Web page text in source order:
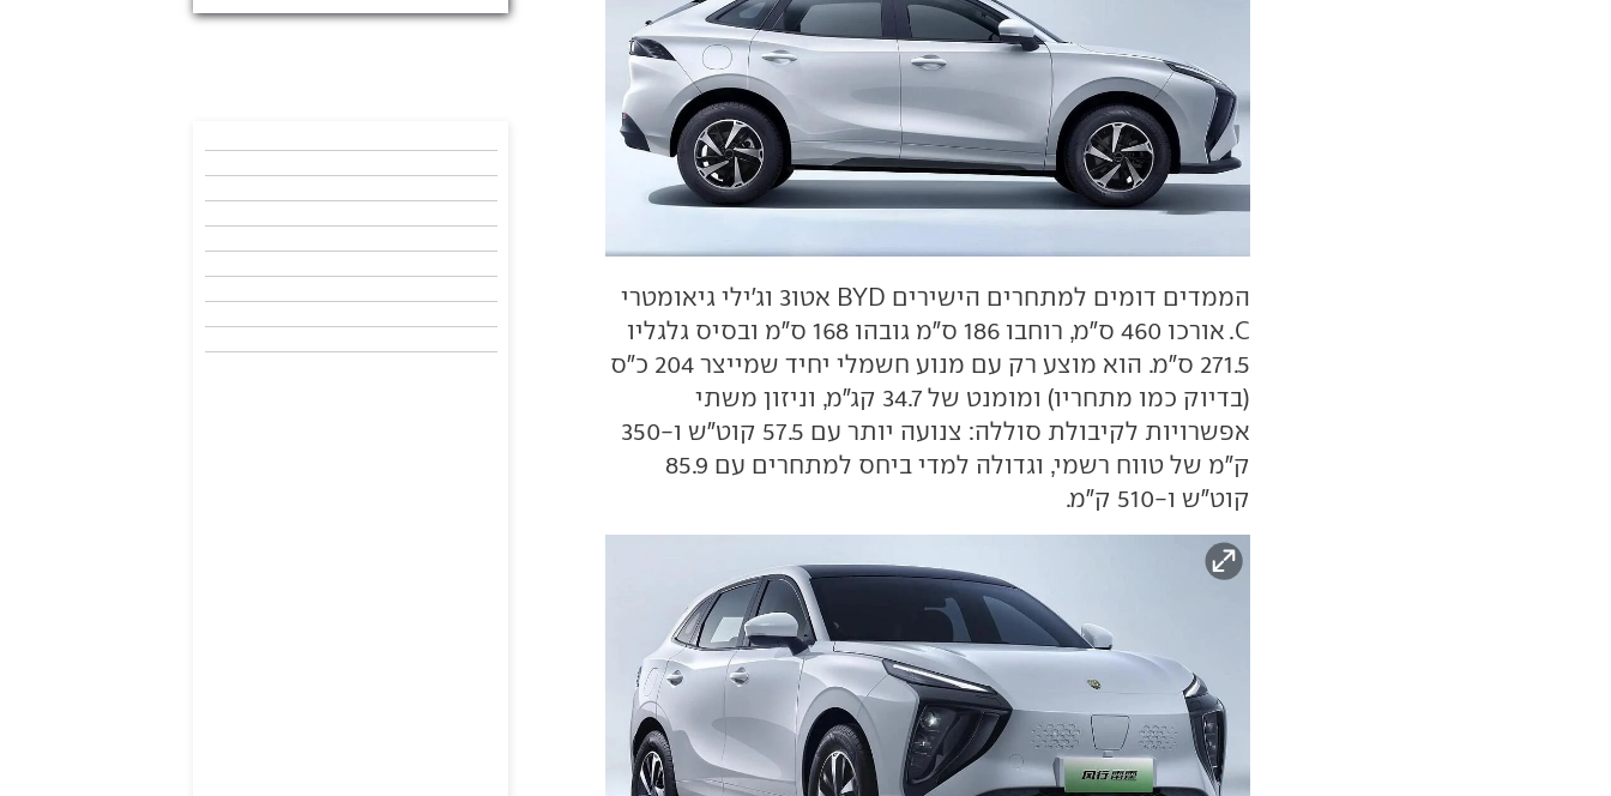
הממדים דומים למתחרים הישירים BYD אטו3 וג'ילי גיאומטרי
C. אורכו 460 ס"מ, רוחבו 186 ס"מ גובהו 168 ס"מ ובסיס גלגליו
271.5 ס"מ. הוא מוצע רק עם מנוע חשמלי יחיד שמייצר 204 כ"ס
(בדיוק כמו מתחריו) ומומנט של 34.7 קג"מ, וניזון משתי
אפשרויות לקיבולת סוללה: צנועה יותר עם 57.5 קוט"ש ו-350
ק"מ של טווח רשמי, וגדולה למדי ביחס למתחרים עם 85.9
קוט"ש ו-510 ק"מ.